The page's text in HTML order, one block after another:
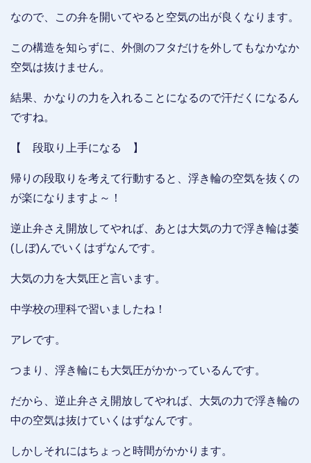
なので、この弁を開いてやると空気の出が良くなります。
この構造を知らずに、外側のフタだけを外してもなかなか
空気は抜けません。
結果、かなりの力を入れることになるので汗だくになるん
ですね。
【 段取り上手になる 】
帰りの段取りを考えて行動すると、浮き輪の空気を抜くの
が楽になりますよ～！
逆止弁さえ開放してやれば、あとは大気の力で浮き輪は萎
(しぼ)んでいくはずなんです。
大気の力を大気圧と言います。
中学校の理科で習いましたね！
アレです。
つまり、浮き輪にも大気圧がかかっているんです。
だから、逆止弁さえ開放してやれば、大気の力で浮き輪の
中の空気は抜けていくはずなんです。
しかしそれにはちょっと時間がかかります。